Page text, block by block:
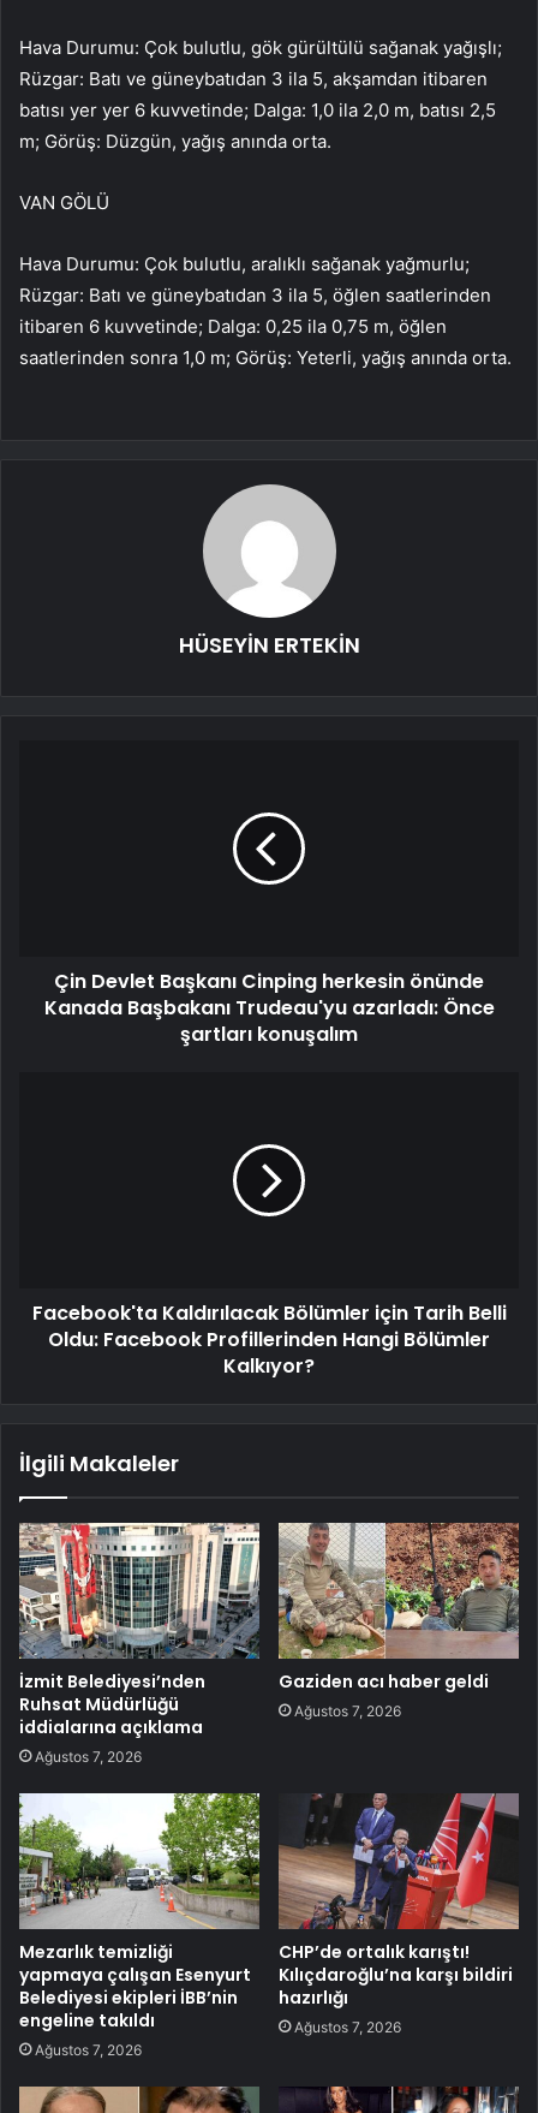
Hava Durumu: Çok bulutlu, gök gürültülü sağanak yağışlı;
Rüzgar: Batı ve güneybatıdan 3 ila 5, akşamdan itibaren
batısı yer yer 6 kuvvetinde; Dalga: 1,0 ila 2,0 m, batısı 2,5
m; Görüş: Düzgün, yağış anında orta.
VAN GÖLÜ
Hava Durumu: Çok bulutlu, aralıklı sağanak yağmurlu;
Rüzgar: Batı ve güneybatıdan 3 ila 5, öğlen saatlerinden
itibaren 6 kuvvetinde; Dalga: 0,25 ila 0,75 m, öğlen
saatlerinden sonra 1,0 m; Görüş: Yeterli, yağış anında orta.
HÜSEYİN ERTEKİN
Çin Devlet Başkanı Cinping herkesin önünde
Kanada Başbakanı Trudeau'yu azarladı: Önce
şartları konuşalım
Facebook'ta Kaldırılacak Bölümler için Tarih Belli
Oldu: Facebook Profillerinden Hangi Bölümler
Kalkıyor?
İlgili Makaleler
İzmit Belediyesi’nden
Ruhsat Müdürlüğü
iddialarına açıklama
Ağustos 7, 2026
Gaziden acı haber geldi
Ağustos 7, 2026
Mezarlık temizliği
yapmaya çalışan Esenyurt
Belediyesi ekipleri İBB’nin
engeline takıldı
Ağustos 7, 2026
CHP’de ortalık karıştı!
Kılıçdaroğlu’na karşı bildiri
hazırlığı
Ağustos 7, 2026